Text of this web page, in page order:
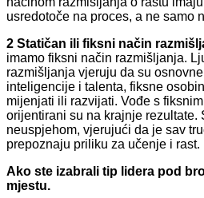
usredotoče na proces, a ne samo
2 Statičan ili fiksni način
imamo fiksni način razmišljanja.
razmišljanja vjeruju da su
inteligencije i talenta, fiksne
mijenjati ili razvijati. Vođe s
orijentirani su na krajnje rezultate.
neuspjehom, vjerujući da je sav
prepoznaju priliku za učenje i rast.
Ako ste izabrali tip lidera pod
mjestu.